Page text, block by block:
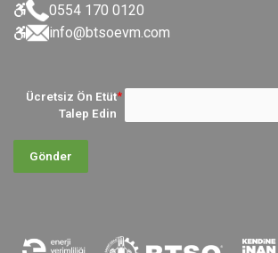
0554 170 0120
info@btsoevm.com
Ücretsiz Ön Etüt
Talep Edin
Gönder